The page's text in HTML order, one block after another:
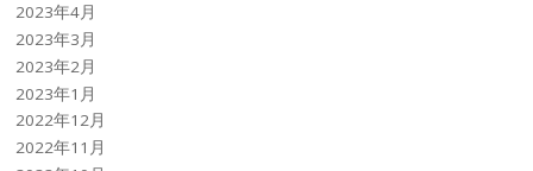
2023年4月
2023年3月
2023年2月
2023年1月
2022年12月
2022年11月